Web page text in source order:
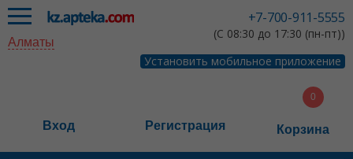
+7-700-911-5555
(С 08:30 до 17:30 (пн-пт))
Установить мобильное приложение
Алматы
Вход Регистрация Корзина